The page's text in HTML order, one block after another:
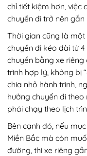
chỉ tiết kiệm hơn, việc
chuyến đi trở nên gắn
Thời gian cũng là
chuyến đi kéo dài từ
chuyển bằng xe
trình hợp lý, không bị
chia nhỏ hành trình,
hưởng chuyến đi
phải chạy theo lịch
Bên cạnh đó, nếu
Miền Bắc mà còn
đường, thì xe riêng